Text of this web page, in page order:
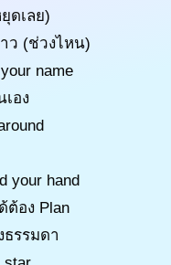
ดเลย)
ว (ช่วงไหน)
name
อง
your hand
ต้อง Plan
รรมดา